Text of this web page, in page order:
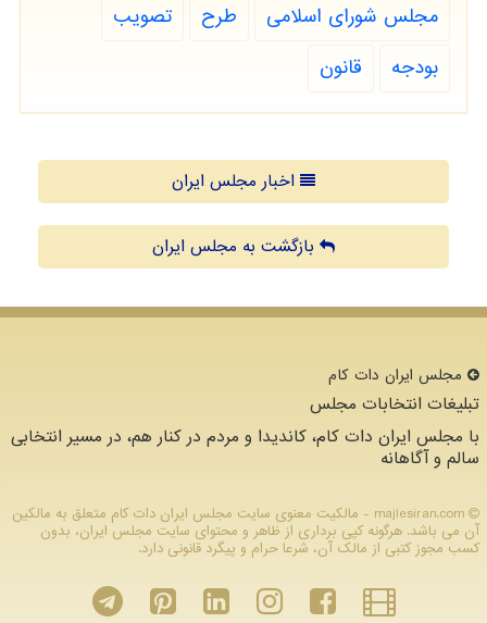
مجلس شورای اسلامی
طرح
تصویب
بودجه
قانون
اخبار مجلس ایران
بازگشت به مجلس ایران
مجلس ایران دات كام
تبلیغات انتخابات مجلس
با مجلس ایران دات کام، کاندیدا و مردم در کنار هم، در مسیر انتخابی
سالم و آگاهانه
majlesiran.com - مالکیت معنوی سایت مجلس ایران دات كام متعلق به مالکین
آن می باشد. هرگونه کپی برداری از ظاهر و محتوای سایت مجلس ایران، بدون
کسب مجوز کتبی از مالک آن، شرعا حرام و پیگرد قانونی دارد.